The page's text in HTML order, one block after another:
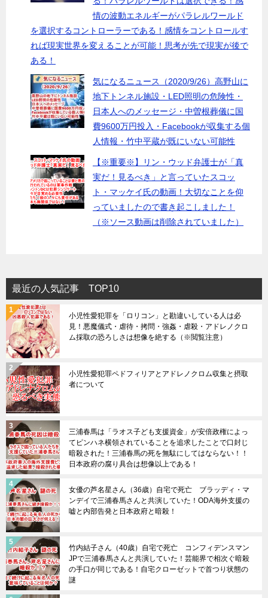
情の波動エネルギーがパラレルワールド
を選択するコントローラーである！感情をコントロールす
れば現実世界を変えることが可能！思考が先で現実が後で
ある！
気になるニュース（2020/9/26）高野山に
地下トンネル施設・LED照明の危険性・
日本人へのメッセージ・中曽根葬儀に国
費9600万円投入・Facebookが収集する個
人情報・竹中平蔵が既にいない可能性
【※重要※】リン・ウッド弁護士が「真
実だ！見るべき」と言っていたスコッ
ト・マッケイ氏の動画！大切なことを仰
っていましたので書き起こしました！
（※ソース動画は削除されていました）
最近の人気記事 TOP10
小児性愛犯罪を「ロリコン」と勘違いしている人は必
見！悪魔儀式・虐待・拷問・強姦・虐殺・アドレノクロ
ム採取の恐ろしさは想像を絶する（※閲覧注意）
小児性愛犯罪ペドフィリアとアドレノクロム収集と摂取
者について
三浦春馬は「ラオス子ども支援資金」が安倍政権によっ
てピンハネ横領されていることを追求したことで口封じ
暗殺された！三浦春馬の死を無駄にしてはならない！！
日本政府の腐り具合は想像以上である！
女優の芦名星さん（36歳）自宅で死亡 ブラッディ・マ
ンデイで三浦春馬さんと共演していた！ODA海外支援の
嘘と内部告発と日本政府と暗殺！
竹内結子さん（40歳）自宅で死亡 コンフィデンスマン
JPで三浦春馬さんと共演していた！芸能界で相次ぐ暗殺
の手口が同じである！自宅クローゼットで首つり状態の
謎